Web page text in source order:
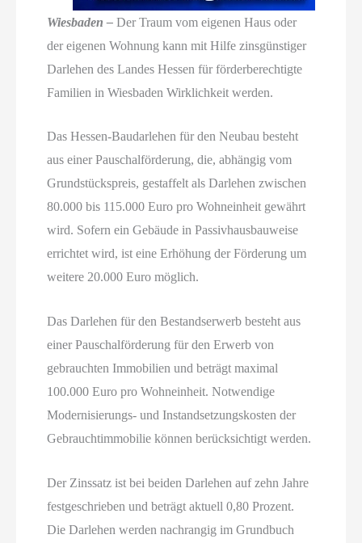
Wiesbaden – Der Traum vom eigenen Haus oder
der eigenen Wohnung kann mit Hilfe zinsgünstiger
Darlehen des Landes Hessen für förderberechtigte
Familien in Wiesbaden Wirklichkeit werden.
Das Hessen-Baudarlehen für den Neubau besteht
aus einer Pauschalförderung, die, abhängig vom
Grundstückspreis, gestaffelt als Darlehen zwischen
80.000 bis 115.000 Euro pro Wohneinheit gewährt
wird. Sofern ein Gebäude in Passivhausbauweise
errichtet wird, ist eine Erhöhung der Förderung um
weitere 20.000 Euro möglich.
Das Darlehen für den Bestandserwerb besteht aus
einer Pauschalförderung für den Erwerb von
gebrauchten Immobilien und beträgt maximal
100.000 Euro pro Wohneinheit. Notwendige
Modernisierungs- und Instandsetzungskosten der
Gebrauchtimmobilie können berücksichtigt werden.
Der Zinssatz ist bei beiden Darlehen auf zehn Jahre
festgeschrieben und beträgt aktuell 0,80 Prozent.
Die Darlehen werden nachrangig im Grundbuch